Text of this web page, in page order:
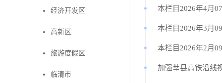
经济开发区
高新区
旅游度假区
临清市
本栏目2026年4月
本栏目2026年3月
本栏目2026年2月
加强莘县高铁沿线